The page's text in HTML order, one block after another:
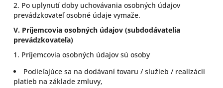
2. Po uplynutí doby uchovávania osobných údajov
prevádzkovateľ osobné údaje vymaže.
V. Príjemcovia osobných údajov (subdodávatelia
prevádzkovateľa)
1. Príjemcovia osobných údajov sú osoby
Podieľajúce sa na dodávaní tovaru / služieb / realizácii
platieb na základe zmluvy,